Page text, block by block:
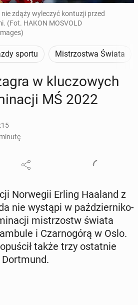
zdąży wyleczyć kontuzji przed
(Fot. HAKON MOSVOLD
sportu Mistrzostwa Świata
w klu­czo­wych
MŚ 2022
Nor­we­gii Erling Haaland z
nie wystąpi w paź­dzier­ni­ko­
mi­strzostw świata
i Czar­no­gó­rą w Oslo.
także trzy ostat­nie